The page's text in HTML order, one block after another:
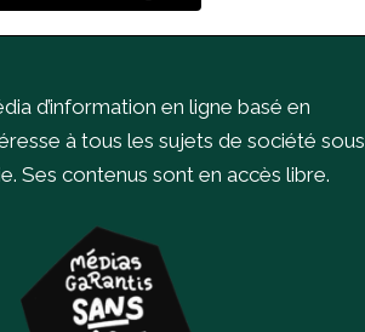
d’information en ligne basé en
à tous les sujets de société sous
Ses contenus sont en accès libre.